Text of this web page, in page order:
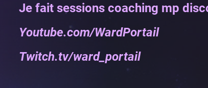
Je fait sessions coaching mp
Youtube.com/WardPortail
Twitch.tv/ward_portail